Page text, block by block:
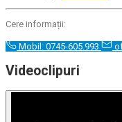
Cere informații:
Mobil: 0745-605.993
Videoclipuri